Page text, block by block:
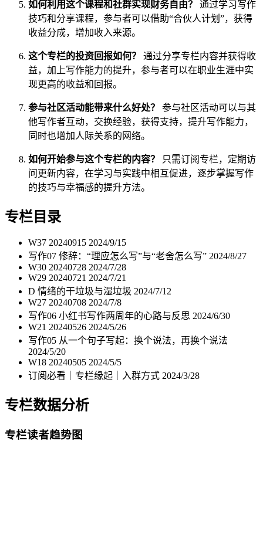
如何利用这个课程和社群实现财务自由？
通过学习写作
技巧和分享课程，参与者可以借助“合伙人计划”，获得
收益分成，增加收入来源。
这个专栏的投资回报如何？
通过分享专栏内容并获得收
益，加上写作能力的提升，参与者可以在职业生涯中实
现更高的收益和回报。
参与社区活动能带来什么好处？
参与社区活动可以与其
他写作者互动，交换经验，获得支持，提升写作能力，
同时也增加人际关系的网络。
如何开始参与这个专栏的内容？
只需订阅专栏，定期访
问更新内容，在学习与实践中相互促进，逐步掌握写作
的技巧与幸福感的提升方法。
专栏目录
W37 20240915 2024/9/15
写作07 修辞：“理应怎么写”与“老舍怎么写” 2024/8/27
W30 20240728 2024/7/28
W29 20240721 2024/7/21
D 情绪的干垃圾与湿垃圾 2024/7/12
W27 20240708 2024/7/8
写作06 小红书写作两周年的心路与反思 2024/6/30
W21 20240526 2024/5/26
写作05 从一个句子写起：换个说法，再换个说法
2024/5/20
W18 20240505 2024/5/5
订阅必看｜专栏缘起｜入群方式 2024/3/28
专栏数据分析
专栏读者趋势图